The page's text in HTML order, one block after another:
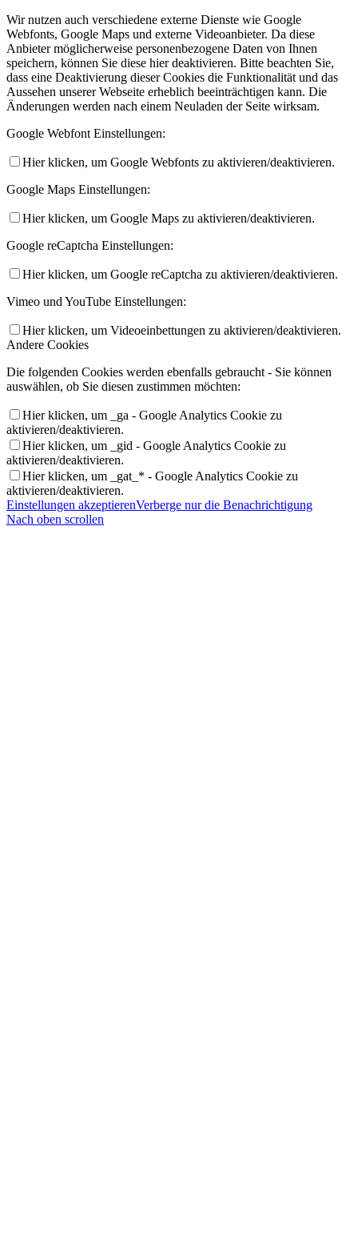
Wir nutzen auch verschiedene externe Dienste wie Google
Webfonts, Google Maps und externe Videoanbieter. Da diese
Anbieter möglicherweise personenbezogene Daten von Ihnen
speichern, können Sie diese hier deaktivieren. Bitte beachten Sie,
dass eine Deaktivierung dieser Cookies die Funktionalität und das
Aussehen unserer Webseite erheblich beeinträchtigen kann. Die
Änderungen werden nach einem Neuladen der Seite wirksam.
Google Webfont Einstellungen:
Hier klicken, um Google Webfonts zu aktivieren/deaktivieren.
Google Maps Einstellungen:
Hier klicken, um Google Maps zu aktivieren/deaktivieren.
Google reCaptcha Einstellungen:
Hier klicken, um Google reCaptcha zu aktivieren/deaktivieren.
Vimeo und YouTube Einstellungen:
Hier klicken, um Videoeinbettungen zu aktivieren/deaktivieren.
Andere Cookies
Die folgenden Cookies werden ebenfalls gebraucht - Sie können
auswählen, ob Sie diesen zustimmen möchten:
Hier klicken, um _ga - Google Analytics Cookie zu
aktivieren/deaktivieren.
Hier klicken, um _gid - Google Analytics Cookie zu
aktivieren/deaktivieren.
Hier klicken, um _gat_* - Google Analytics Cookie zu
aktivieren/deaktivieren.
Einstellungen akzeptierenVerberge nur die Benachrichtigung
Nach oben scrollen